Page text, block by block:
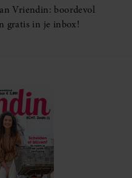
Vriendin: boordevol
gratis in je inbox!